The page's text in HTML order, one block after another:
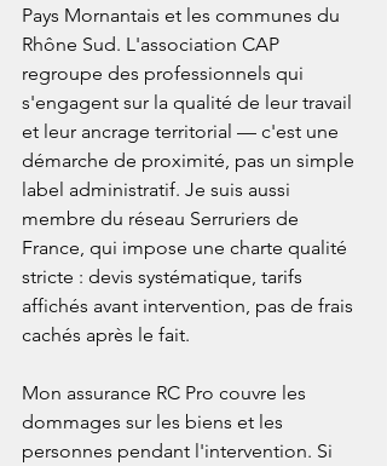
Pays Mornantais et les communes du
Rhône Sud. L'association CAP
regroupe des professionnels qui
s'engagent sur la qualité de leur travail
et leur ancrage territorial — c'est une
démarche de proximité, pas un simple
label administratif. Je suis aussi
membre du réseau Serruriers de
France, qui impose une charte qualité
stricte : devis systématique, tarifs
affichés avant intervention, pas de frais
cachés après le fait.
Mon assurance RC Pro couvre les
dommages sur les biens et les
personnes pendant l'intervention. Si